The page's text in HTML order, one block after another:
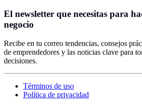
El newsletter que necesitas para
negocio
Recibe en tu correo tendencias, consejos
de emprendedores y las noticias clave para
decisiones.
Términos de uso
Política de privacidad